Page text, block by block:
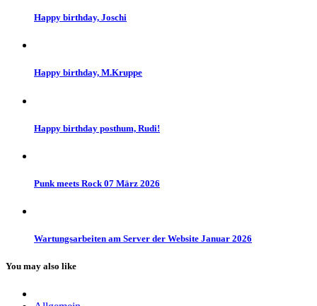
Happy birthday, Joschi
Happy birthday, M.Kruppe
Happy birthday posthum, Rudi!
Punk meets Rock 07 März 2026
Wartungsarbeiten am Server der Website Januar 2026
You may also like